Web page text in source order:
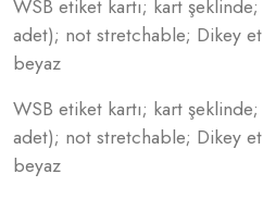
WSB etiket kartı; kart
adet); not stretchable; Dikey
beyaz
WSB etiket kartı; kart
adet); not stretchable; Dikey
beyaz